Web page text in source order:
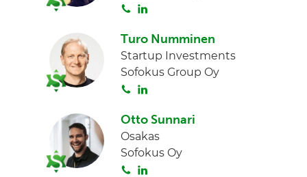
S
i
t
a
n
k
e
n
Turo Numminen
Startup Investments
Sofokus Group Oy
S
i
t
a
n
k
e
Otto Sunnari
Osakas
Sofokus Oy
S